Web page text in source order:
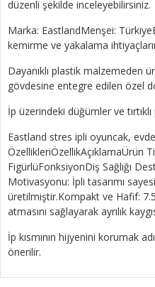
düzenli şekilde inceleyebilirsiniz.
Marka: EastlandMenşei:
kemirme ve yakalama
Dayanıklı plastik malzemeden
gövdesine entegre edilen özel
İp üzerindeki düğümler ve
Eastland stres ipli oyuncak,
ÖzellikleriÖzellikAçıklamaÜrün
FigürlüFonksiyonDiş Sağlığı
Motivasyonu: İpli tasarımı
üretilmiştir.Kompakt ve Hafif:
atmasını sağlayarak ayrılık
İp kısmının hijyenini korumak
önerilir.